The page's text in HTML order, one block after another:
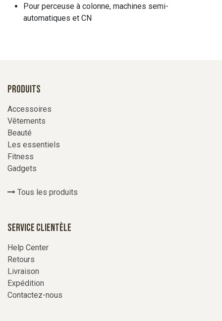
Pour perceuse à colonne, machines semi-
automatiques et CN
Produits
Accessoires
Vêtements
Beauté
Les essentiels
Fitness
Gadgets
Tous les produits
Service Clientèle
Help Center
Retours
Livraison
Expédition
Contactez-nous